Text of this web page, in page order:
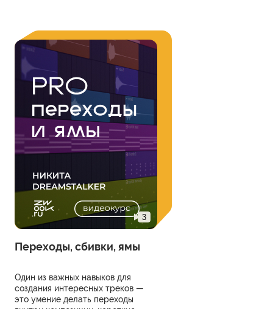
3
Переходы, сбивки, ямы
Один из важных навыков для
создания интересных треков —
это умение делать переходы